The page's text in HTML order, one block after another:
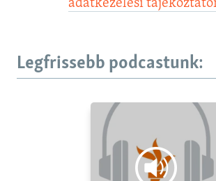
adatkezelési
Legfrissebb podcastunk: